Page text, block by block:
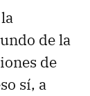
de la
de
sí, a